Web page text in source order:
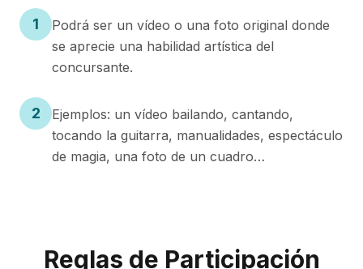
1
Podrá ser un vídeo o una foto original donde
se aprecie una habilidad artística del
concursante.
2
Ejemplos: un vídeo bailando, cantando,
tocando la guitarra, manualidades, espectáculo
de magia, una foto de un cuadro…
Reglas de Participación